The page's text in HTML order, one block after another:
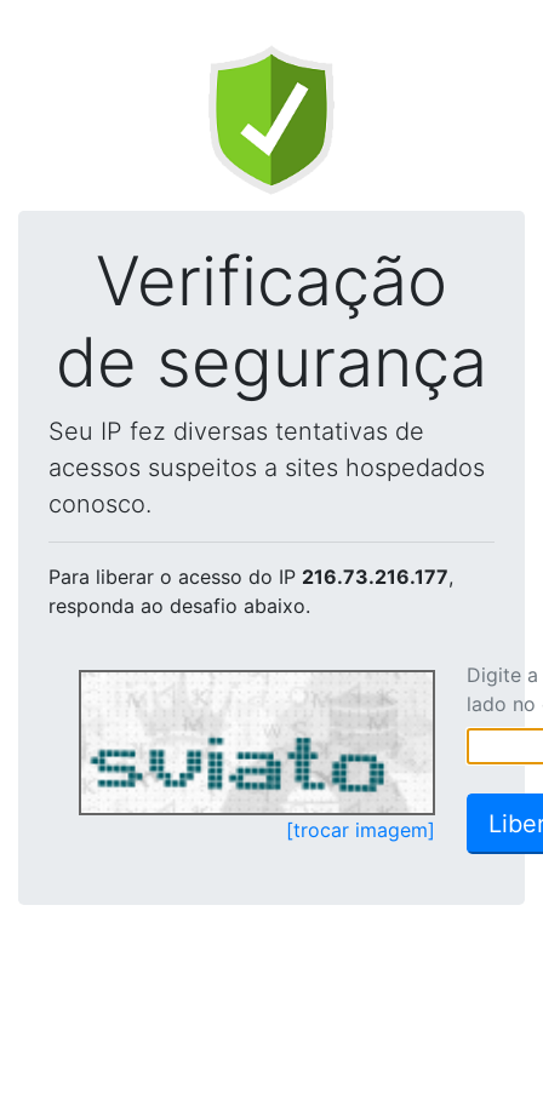
Verificação
de segurança
Seu IP fez diversas tentativas de
acessos suspeitos a sites hospedados
conosco.
Para liberar o acesso do IP 216.73.216.177,
responda ao desafio abaixo.
[trocar imagem]
Digite
lado no